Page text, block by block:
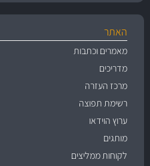
האתר
מאמרים וכתבות
מדריכים
מרכז העזרה
רשימת תפוצה
ערוץ הוידאו
מותגים
לקוחות ממליצים